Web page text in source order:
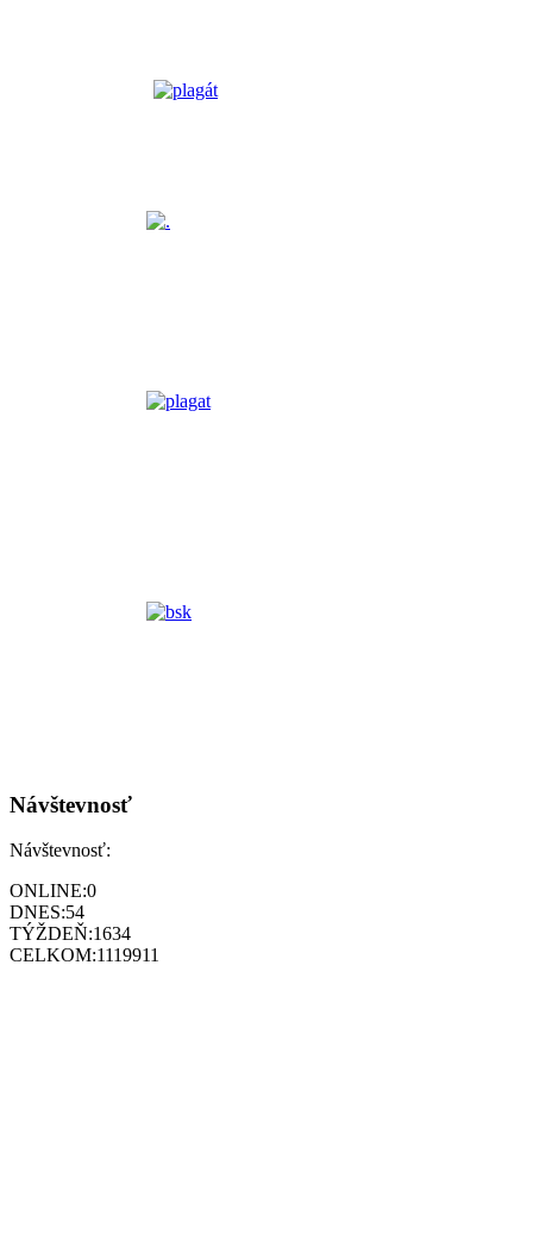
Návštevnosť
Návštevnosť:
ONLINE:0
DNES:54
TÝŽDEŇ:1634
CELKOM:1119911